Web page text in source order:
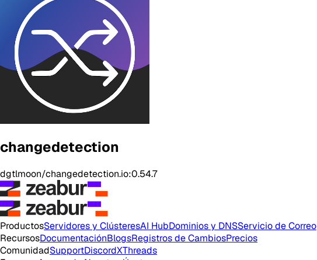
changedetection
dgtlmoon/changedetection.io:0.54.7
ProductosServidores y ClústeresAI HubDominios y DNSServicio de Correo
RecursosDocumentaciónBlogsRegistros de CambiosPrecios
ComunidadSupportDiscordXThreads